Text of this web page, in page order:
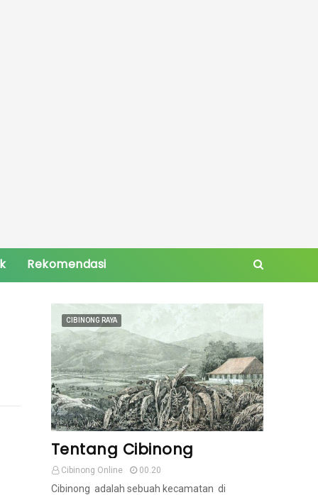
Rekomendasi
CIBINONG RAYA
Tentang Cibinong
Cibinong Online 00.20
Cibinong adalah sebuah kecamatan di